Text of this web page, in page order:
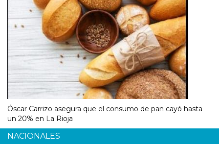
Óscar Carrizo asegura que el consumo de pan cayó hasta
un 20% en La Rioja
NACIONALES